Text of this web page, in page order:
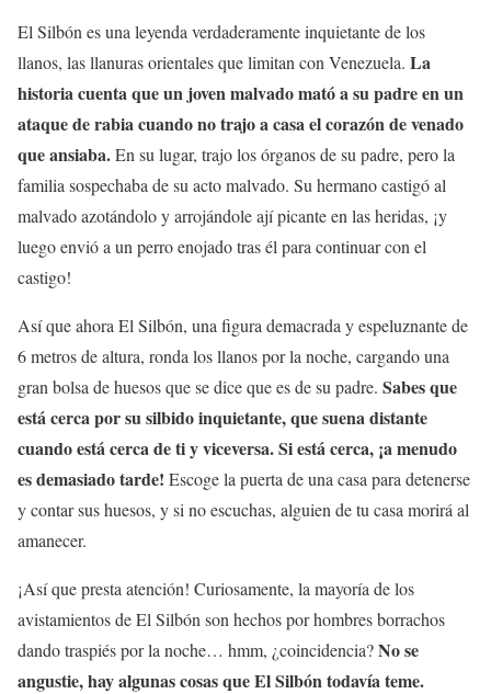
El Silbón es una leyenda verdaderamente inquietante de los
llanos, las llanuras orientales que limitan con Venezuela. La
historia cuenta que un joven malvado mató a su padre en un
ataque de rabia cuando no trajo a casa el corazón de venado
que ansiaba.En su lugar, trajo los órganos de su padre, pero la
familia sospechaba de su acto malvado. Su hermano castigó al
malvado azotándolo y arrojándole ají picante en las heridas, ¡y
luego envió a un perro enojado tras él para continuar con el
castigo!
Así que ahora El Silbón, una figura demacrada y espeluznante de
6 metros de altura, ronda los llanos por la noche, cargando una
gran bolsa de huesos que se dice que es de su padre. Sabes que
está cerca por su silbido inquietante, que suena distante
cuando está cerca de ti y viceversa. Si está cerca, ¡a menudo
es demasiado tarde! Escoge la puerta de una casa para detenerse
y contar sus huesos, y si no escuchas, alguien de tu casa morirá al
amanecer.
¡Así que presta atención! Curiosamente, la mayoría de los
avistamientos de El Silbón son hechos por hombres borrachos
dando traspiés por la noche… hmm, ¿coincidencia?No se
angustie, hay algunas cosas que El Silbón todavía teme.